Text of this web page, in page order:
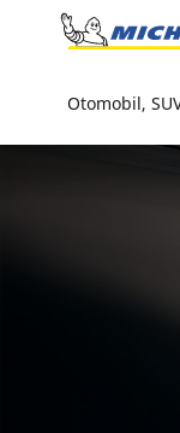
Go to page content
Otomobil,